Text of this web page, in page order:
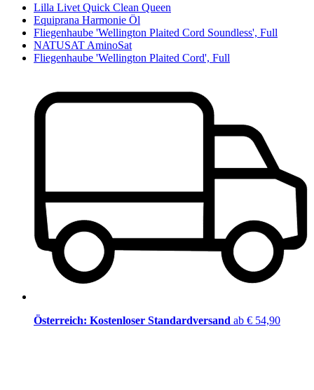
Lilla Livet Quick Clean Queen
Equiprana Harmonie Öl
Fliegenhaube 'Wellington Plaited Cord Soundless', Full
NATUSAT AminoSat
Fliegenhaube 'Wellington Plaited Cord', Full
Österreich: Kostenloser Standardversand ab € 54,90